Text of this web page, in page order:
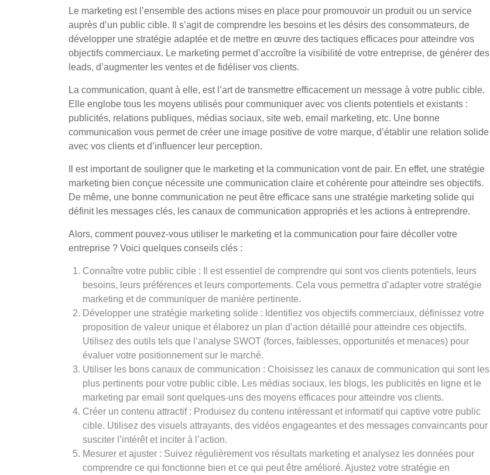
Le marketing est l’ensemble des actions mises en place pour promouvoir un produit ou un service
auprès d’un public cible. Il s’agit de comprendre les besoins et les désirs des consommateurs, de
développer une stratégie adaptée et de mettre en œuvre des tactiques efficaces pour atteindre vos
objectifs commerciaux. Le marketing permet d’accroître la visibilité de votre entreprise, de générer des
leads, d’augmenter les ventes et de fidéliser vos clients.
La communication, quant à elle, est l’art de transmettre efficacement un message à votre public cible.
Elle englobe tous les moyens utilisés pour communiquer avec vos clients potentiels et existants :
publicités, relations publiques, médias sociaux, site web, email marketing, etc. Une bonne
communication vous permet de créer une image positive de votre marque, d’établir une relation solide
avec vos clients et d’influencer leur perception.
Il est important de souligner que le marketing et la communication vont de pair. En effet, une stratégie
marketing bien conçue nécessite une communication claire et cohérente pour atteindre ses objectifs.
De même, une bonne communication ne peut être efficace sans une stratégie marketing solide qui
définit les messages clés, les canaux de communication appropriés et les actions à entreprendre.
Alors, comment pouvez-vous utiliser le marketing et la communication pour faire décoller votre
entreprise ? Voici quelques conseils clés :
Connaître votre public cible : Il est essentiel de comprendre qui sont vos clients potentiels, leurs
besoins, leurs préférences et leurs comportements. Cela vous permettra d’adapter votre stratégie
marketing et de communiquer de manière pertinente.
Développer une stratégie marketing solide : Identifiez vos objectifs commerciaux, définissez votre
proposition de valeur unique et élaborez un plan d’action détaillé pour atteindre ces objectifs.
Utilisez des outils tels que l’analyse SWOT (forces, faiblesses, opportunités et menaces) pour
évaluer votre positionnement sur le marché.
Utiliser les bons canaux de communication : Choisissez les canaux de communication qui sont les
plus pertinents pour votre public cible. Les médias sociaux, les blogs, les publicités en ligne et le
marketing par email sont quelques-uns des moyens efficaces pour atteindre vos clients.
Créer un contenu attractif : Produisez du contenu intéressant et informatif qui captive votre public
cible. Utilisez des visuels attrayants, des vidéos engageantes et des messages convaincants pour
susciter l’intérêt et inciter à l’action.
Mesurer et ajuster : Suivez régulièrement vos résultats marketing et analysez les données pour
comprendre ce qui fonctionne bien et ce qui peut être amélioré. Ajustez votre stratégie en